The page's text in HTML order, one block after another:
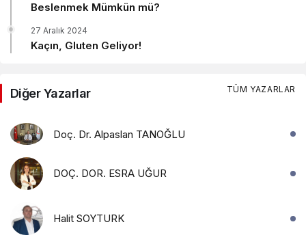
Beslenmek Mümkün mü?
Kaçın, Gluten Geliyor!
27 Aralık 2024
Diğer Yazarlar TÜM YAZARLAR
Doç. Dr. Alpaslan TANOĞLU
DOÇ. DOR. ESRA UĞUR
Halit SOYTURK